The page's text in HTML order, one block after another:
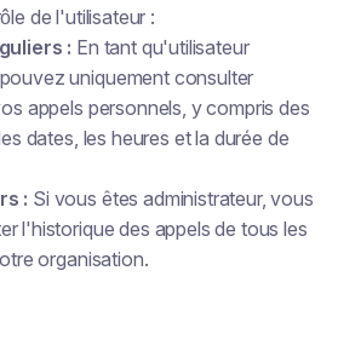
de l'utilisateur :
: En tant qu'utilisateur
uniquement consulter
appels personnels, y compris des
dates, les heures et la durée de
: Si vous êtes administrateur, vous
l'historique des appels de tous les
organisation.